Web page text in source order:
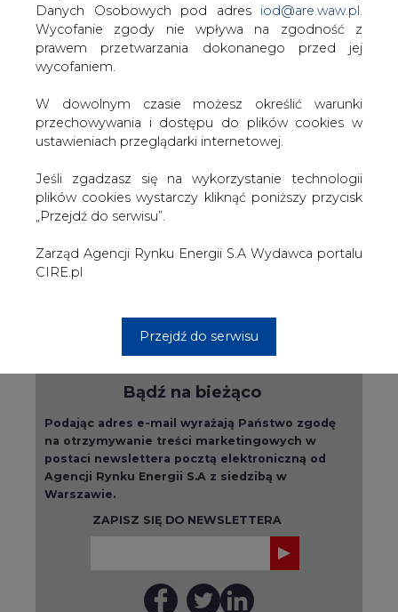
Danych Osobowych pod adres iod@are.waw.pl
Wycofanie zgody nie wpływa na zgodność z
prawem przetwarzania dokonanego przed jej
wycofaniem.
W dowolnym czasie możesz określić warunki
przechowywania i dostępu do plików cookies w
ustawieniach przeglądarki internetowej.
Jeśli zgadzasz się na wykorzystanie technologii
plików cookies wystarczy kliknąć poniższy przycisk
„Przejdź do serwisu”.
Zarząd Agencji Rynku Energii S.A Wydawca portalu
CIRE.pl
Przejdź do serwisu
PODPIS
Przesłanie komentarza oznacza akceptację zasad korzystania z portalu
cire.pl
Bądź na bieżąco
Podając adres e-mail wyrażają Państwo zgodę
na otrzymywanie treści marketingowych w
postaci newslettera pocztą elektroniczną od
Agencji Rynku Energii S.A z siedzibą w
Warszawie.
ZAPISZ SIĘ DO NEWSLETTERA